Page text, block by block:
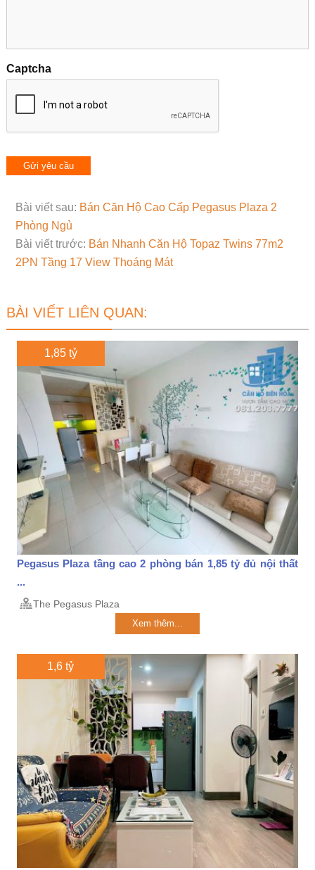
Captcha
Bài viết sau: Bán Căn Hộ Cao Cấp Pegasus Plaza 2
Phòng Ngủ
Bài viết trước: Bán Nhanh Căn Hộ Topaz Twins 77m2
2PN Tầng 17 View Thoáng Mát
BÀI VIẾT LIÊN QUAN:
1,85 tỷ
Pegasus Plaza tầng cao 2 phòng bán 1,85 tỷ đủ nội thất
...
The Pegasus Plaza
Xem thêm...
1,6 tỷ